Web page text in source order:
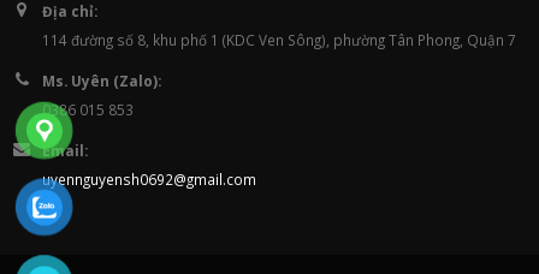
Địa chỉ:
114 đường số 8, khu phố 1 (KDC Ven Sông), phường Tân Phong, Quận 7
Ms. Uyên (Zalo):
0386 015 853
Email:
uyennguyensh0692@gmail.com